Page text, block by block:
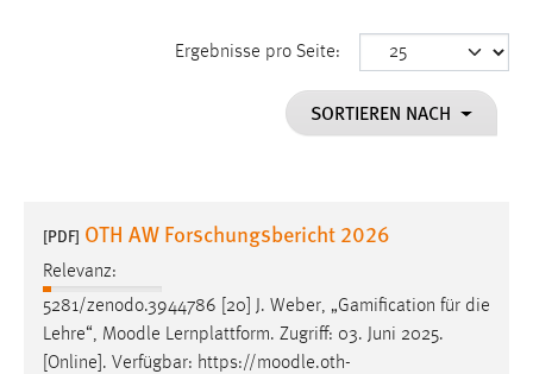
Ergebnisse pro Seite:
SORTIEREN NACH
[PDF] OTH AW Forschungsbericht 2026
Relevanz:
5281/zenodo.3944786 [20] J. Weber, „Gamification für die
Lehre“, Moodle Lernplattform. Zugriff: 03. Juni 2025.
[Online]. Verfügbar: https://moodle.oth-
cookie_consent
Dieser Cookie speichert die ausgewählten Einverständnis-
Performance
Name: